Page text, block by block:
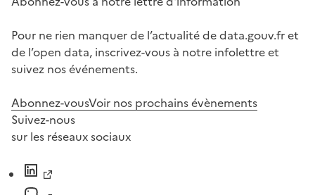
Pour ne rien manquer de l’actualité de data.gouv.fr et
de l’open data, inscrivez-vous à notre infolettre et
suivez nos événements.
Abonnez-vousVoir nos prochains évènements
Suivez-nous
sur les réseaux sociaux